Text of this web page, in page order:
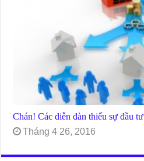
Chán! Các diễn đàn thiếu sự đầu tư
Tháng 4 26, 2016